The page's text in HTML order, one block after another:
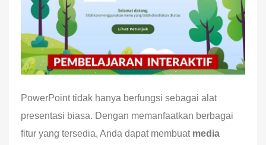
PowerPoint tidak hanya berfungsi sebagai alat
presentasi biasa. Dengan memanfaatkan berbagai
fitur yang tersedia, Anda dapat membuat media